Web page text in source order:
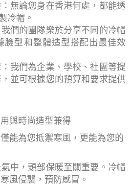
無論您身在香港何處，都能透
冷帽。
們的團隊樂於分享不同的冷帽
臉型和整體造型搭配出最佳效
我們為企業、學校、社團等提
並可根據您的預算和要求提供
與時尚造型兼得
能為您抵禦寒風，更能為您的
中，頭部保暖至關重要。冷帽
風侵襲，預防感冒。